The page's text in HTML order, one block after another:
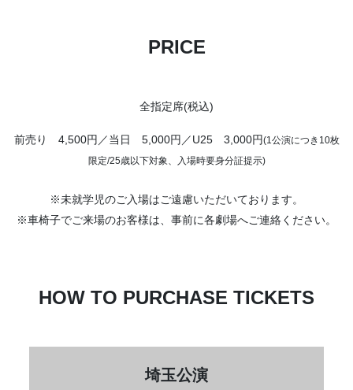
PRICE
全指定席(税込)
前売り 4,500円／当日 5,000円／U25 3,000円(1公演につき10枚
限定/25歳以下対象、入場時要身分証提示)
※未就学児のご入場はご遠慮いただいております。
※車椅子でご来場のお客様は、事前に各劇場へご連絡ください。
HOW TO PURCHASE TICKETS
埼玉公演